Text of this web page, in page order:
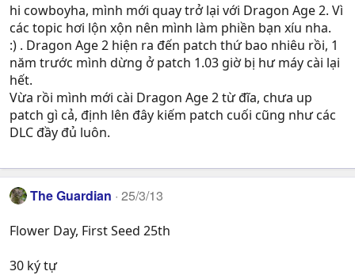
hi cowboyha, mình mới quay trở lại với Dragon Age 2. Vì
các topic hơi lộn xộn nên mình làm phiền bạn xíu nha.
:) . Dragon Age 2 hiện ra đến patch thứ bao nhiêu rồi, 1
năm trước mình dừng ở patch 1.03 giờ bị hư máy cài lại
hết.
Vừa rồi mình mới cài Dragon Age 2 từ đĩa, chưa up
patch gì cả, định lên đây kiếm patch cuối cũng như các
DLC đầy đủ luôn.
The Guardian 25/3/13
Flower Day, First Seed 25th
30 ký tự